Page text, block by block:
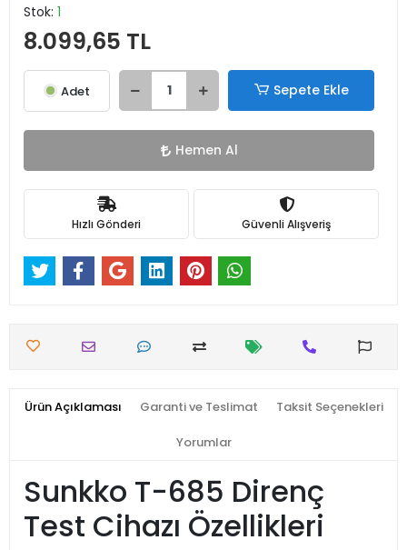
Stok: 1
8.099,65 TL
Adet Sepete Ekle
Hemen Al
Hızlı Gönderi Güvenli Alışveriş
Ürün Açıklaması Garanti ve Teslimat Taksit Seçenekleri
Yorumlar
Sunkko T-685 Direnç
Test Cihazı Özellikleri